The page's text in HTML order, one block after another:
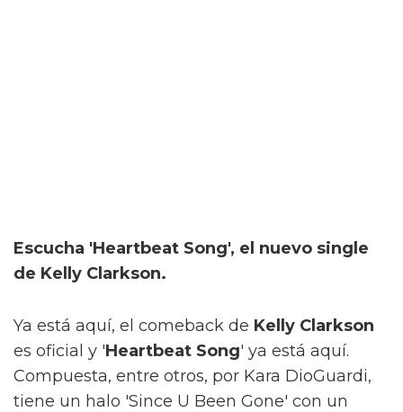
Escucha 'Heartbeat Song', el nuevo single
de Kelly Clarkson.
Ya está aquí, el comeback de Kelly Clarkson
es oficial y 'Heartbeat Song' ya está aquí.
Compuesta, entre otros, por Kara DioGuardi,
tiene un halo 'Since U Been Gone' con un